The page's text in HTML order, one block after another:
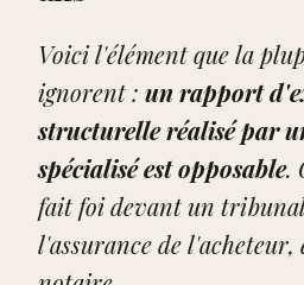
Voici l'élément que la
ignorent : un rapport
structurelle réalisé par
spécialisé est opposable.
fait foi devant un
l'assurance de